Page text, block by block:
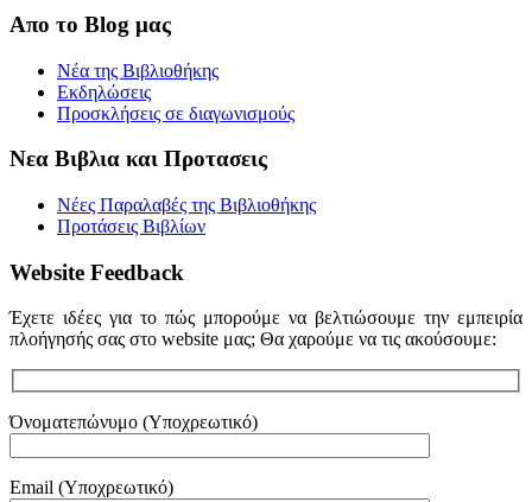
Απο το Blog μας
Νέα της Βιβλιοθήκης
Εκδηλώσεις
Προσκλήσεις σε διαγωνισμούς
Νεα Βιβλια και Προτασεις
Νέες Παραλαβές της Βιβλιοθήκης
Προτάσεις Βιβλίων
Website Feedback
Έχετε ιδέες για το πώς μπορούμε να βελτιώσουμε την εμπειρία
πλοήγησής σας στο website μας; Θα χαρούμε να τις ακούσουμε:
Όνοματεπώνυμο (Υποχρεωτικό)
Email (Υποχρεωτικό)